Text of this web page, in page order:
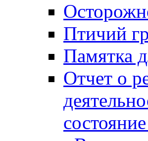
Птичий
Памятка
Отчет о